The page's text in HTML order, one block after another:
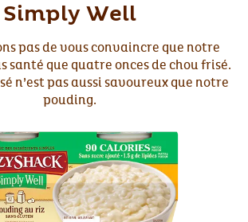
Simply Well
pas de vous convaincre que notre
santé que quatre onces de chou frisé.
n’est pas aussi savoureux que notre
pouding.